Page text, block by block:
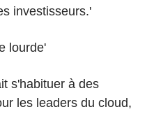
investisseurs.'
lourde'
s'habituer à des
les leaders du cloud,